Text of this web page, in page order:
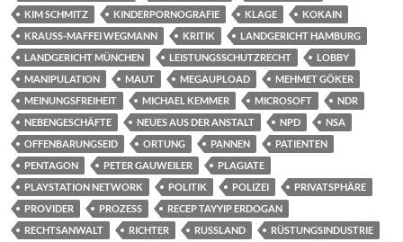
KIM SCHMITZ
KINDERPORNOGRAFIE KLAGE
KOKAIN
KRAUSS-MAFFEI WEGMANN
KRITIK
LANDGERICHT HAMBURG
LANDGERICHT MÜNCHEN
LEISTUNGSSCHUTZRECHT
LOBBY
MANIPULATION
MAUT MEGAUPLOAD
MEHMET GÖKER
MEINUNGSFREIHEIT
MICHAEL KEMMER MICROSOFT
NDR
NEBENGESCHÄFTE
NEUES AUS DER ANSTALT NPD
NSA
OFFENBARUNGSEID
ORTUNG PANNEN
PATIENTEN
PENTAGON
PETER GAUWEILER
PLAGIATE
PLAYSTATION NETWORK
POLITIK POLIZEI
PRIVATSPHÄRE
PROVIDER
PROZESS
RECEP TAYYIP ERDOGAN
RECHTSANWALT
RICHTER RUSSLAND
RÜSTUNGSINDUSTRIE